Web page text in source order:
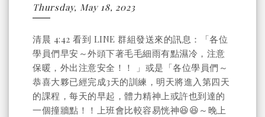
Thursday, May 18, 2023
清晨 4:42 看到 LINE 群組發送來的訊息：「各位
學員們早安～外頭下著毛毛細雨有點濕冷，注意
保暖，外出注意安全！！ 」或是「各位學員們～
恭喜大夥已經完成3天的訓練，明天將進入第四天
的課程，每天的早起，體力精神上或許也到達的
一個撞牆點！！上班會比較容易恍神😆😆～晚上